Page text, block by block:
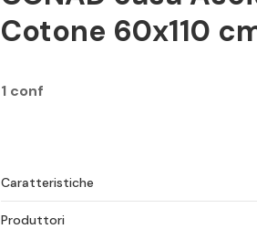
Cotone 60x110
1 conf
Caratteristiche
Produttori